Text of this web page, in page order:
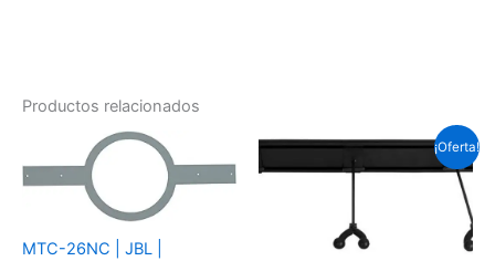
Productos relacionados
MTC-26NC | JBL |
¡Oferta!
El
original
S/.227.7.
El
es:
Soles
S/